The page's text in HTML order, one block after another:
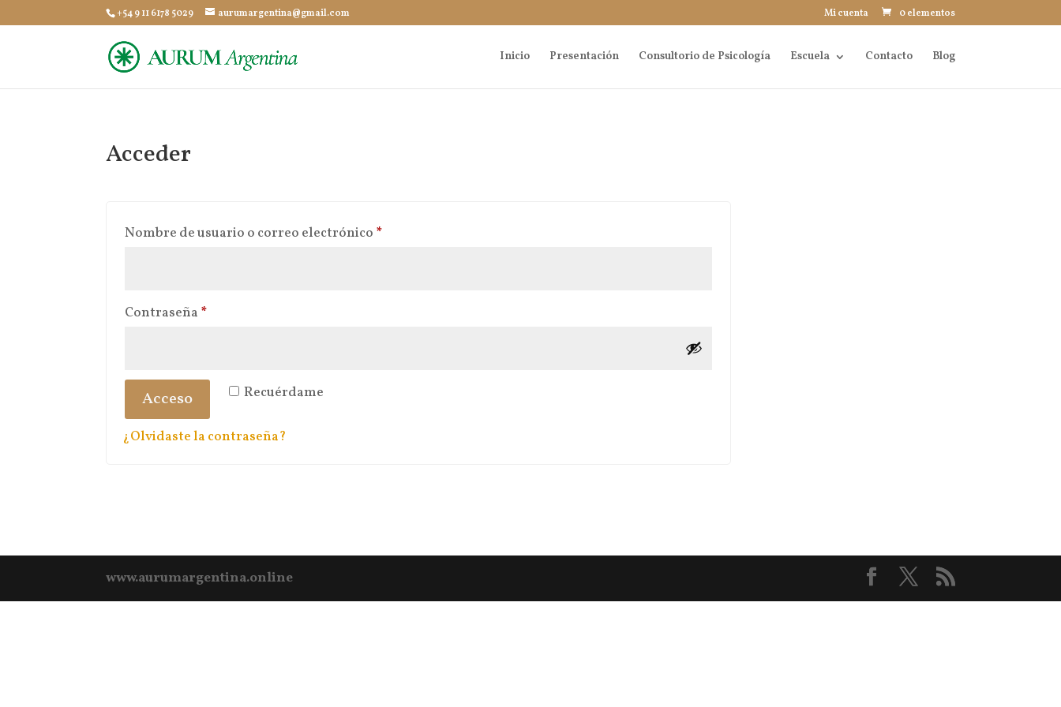
+54 9 11 6178 5029 aurumargentina@gmail.com Mi cuenta 0 elementos
Inicio Presentación Consultorio de Psicología Escuela Contacto Blog
Acceder
Nombre de usuario o correo electrónico *Obligatorio
Contraseña *Obligatorio
Recuérdame
Acceso
¿Olvidaste la contraseña?
www.aurumargentina.online